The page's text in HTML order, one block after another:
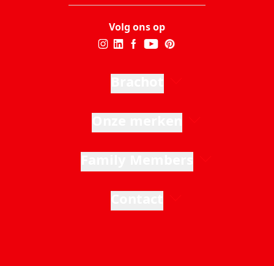
Volg ons op